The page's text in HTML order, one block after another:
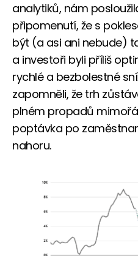
analytiků, nám
připomenutí, že s
být (a asi ani nebude)
a investoři byli příliš
rychlé a bezbolestné
zapomněli, že trh
plném propadů
poptávka po
nahoru.